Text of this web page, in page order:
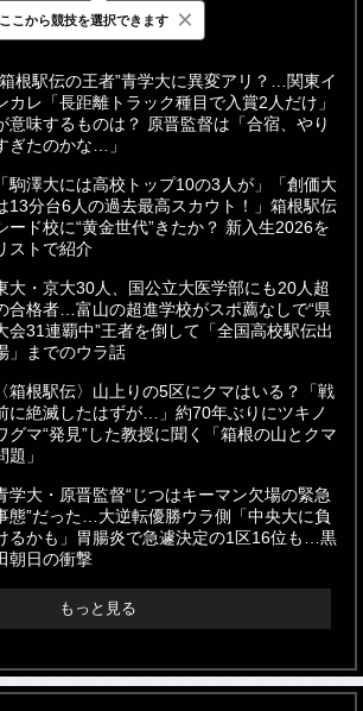
最新 24時間 週間
根駅伝の王者”青学大に異変アリ？…関東イ
カレ「長距離トラック種目で入賞2人だけ」
意味するものは？ 原晋監督は「合宿、やり
ぎたのかな…」
「駒澤大には高校トップ10の3人が」「創価大
13分台6人の過去最高スカウト！」箱根駅伝
ード校に“黄金世代”きたか？ 新入生2026を
ストで紹介
大・京大30人、国公立大医学部にも20人超
合格者…富山の超進学校がスポ薦なしで“県
会31連覇中”王者を倒して「全国高校駅伝出
」までのウラ話
〈箱根駅伝〉山上りの5区にクマはいる？「戦
に絶滅したはずが…」約70年ぶりにツキノ
グマ“発見”した教授に聞く「箱根の山とクマ
題」
学大・原晋監督“じつはキーマン欠場の緊急
態”だった…大逆転優勝ウラ側「中央大に負
るかも」胃腸炎で急遽決定の1区16位も…黒
朝日の衝撃
もっと見る
ここから競技を選択できます ×